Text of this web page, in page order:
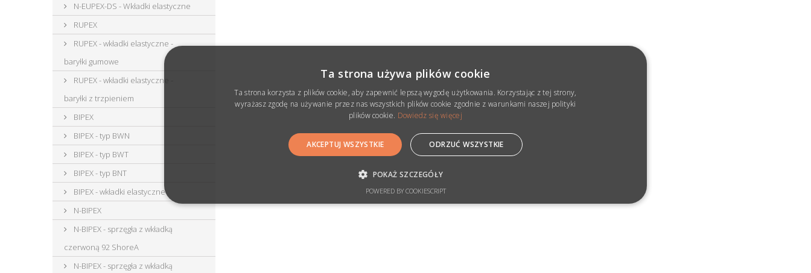
N-EUPEX-DS - Wkładki elastyczne
RUPEX
RUPEX - wkładki elastyczne -
baryłki gumowe
RUPEX - wkładki elastyczne -
baryłki z trzpieniem
BIPEX
BIPEX - typ BWN
BIPEX - typ BWT
BIPEX - typ BNT
BIPEX - wkładki elastyczne
N-BIPEX
N-BIPEX - sprzęgła z wkładką
czerwoną 92 ShoreA
N-BIPEX - sprzęgła z wkładką
Ta strona używa plików cookie
Ta strona korzysta z plików cookie, aby zapewnić lepszą wygodę użytkowania. Korzystając z tej strony,
wyrażasz zgodę na używanie przez nas wszystkich plików cookie zgodnie z warunkami naszej polityki
plików cookie. Dowiedz się więcej
AKCEPTUJ WSZYSTKIE ODRZUĆ WSZYSTKIE
POKAŻ SZCZEGÓŁY
POWERED BY COOKIESCRIPT